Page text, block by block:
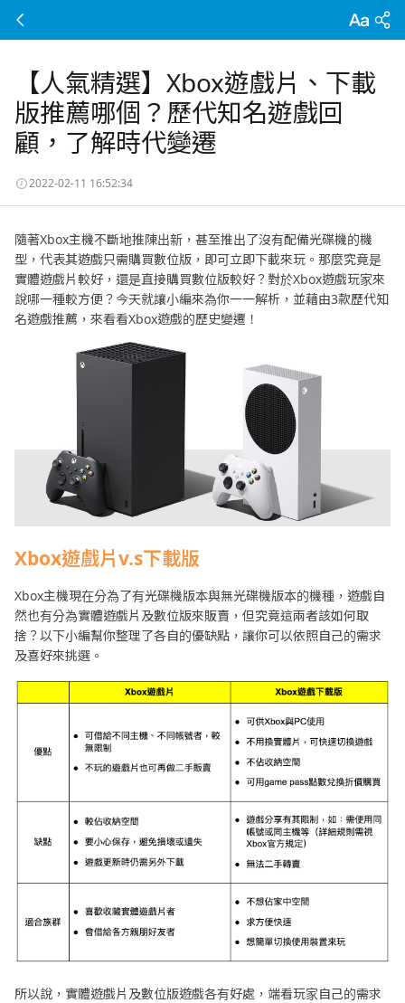
【人氣精選】Xbox遊戲片、下載
版推薦哪個？歷代知名遊戲回
顧，了解時代變遷
2022-02-11 16:52:34
隨著Xbox主機不斷地推陳出新，甚至推出了沒有配備光碟機的機
型，代表其遊戲只需購買數位版，即可立即下載來玩。那麼究竟是
實體遊戲片較好，還是直接購買數位版較好？對於Xbox遊戲玩家來
說哪一種較方便？今天就讓小編來為你一一解析，並藉由3款歷代知
名遊戲推薦，來看看Xbox遊戲的歷史變遷！
Xbox遊戲片v.s下載版
Xbox主機現在分為了有光碟機版本與無光碟機版本的機種，遊戲自
然也有分為實體遊戲片及數位版來販賣，但究竟這兩者該如何取
捨？以下小編幫你整理了各自的優缺點，讓你可以依照自己的需求
及喜好來挑選。
所以說，實體遊戲片及數位版遊戲各有好處，端看玩家自己的需求